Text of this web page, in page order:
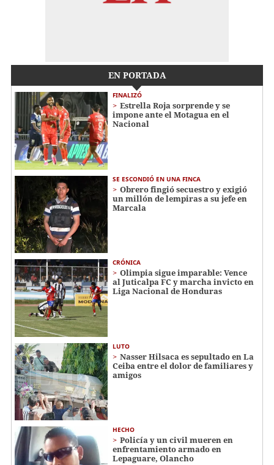
EN PORTADA
FINALIZÓ
Estrella Roja sorprende y se
impone ante el Motagua en el
Nacional
SE ESCONDIÓ EN UNA FINCA
Obrero fingió secuestro y exigió
un millón de lempiras a su jefe en
Marcala
CRÓNICA
Olimpia sigue imparable: Vence
al Juticalpa FC y marcha invicto en
Liga Nacional de Honduras
LUTO
Nasser Hilsaca es sepultado en La
Ceiba entre el dolor de familiares y
amigos
HECHO
Policía y un civil mueren en
enfrentamiento armado en
Lepaguare, Olancho